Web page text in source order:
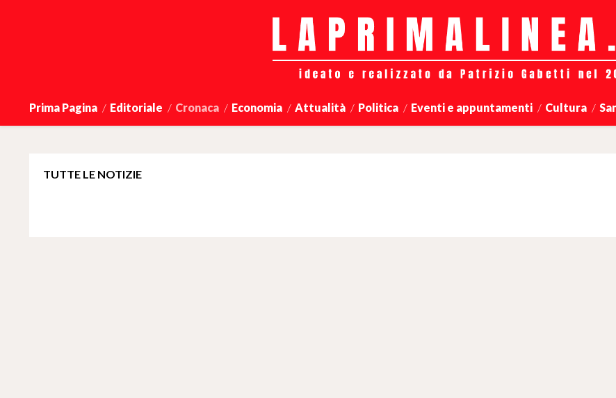
Prima Pagina Editoriale Cronaca Economia Attualità Politica Eventi e appuntamenti Cultura
TUTTE LE NOTIZIE